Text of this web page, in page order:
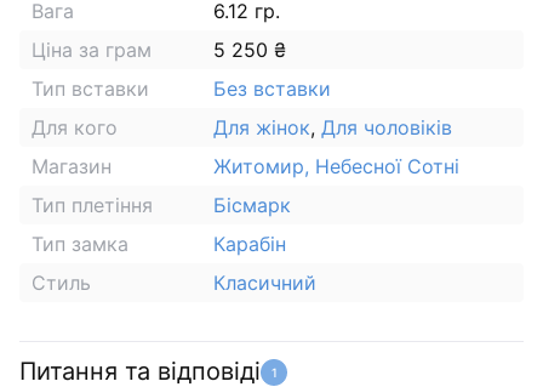
Вага
6.12 гр.
Ціна за грам
5 250 ₴
Тип вставки
Без вставки
Для кого
Для жінок, Для чоловіків
Магазин
Житомир, Небесної Сотні
Тип плетіння
Бісмарк
Тип замка
Карабін
Стиль
Класичний
Питання та відповіді 1